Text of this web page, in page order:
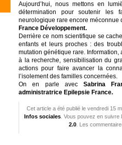
Aujourd’hui, nous mettons en
détermination pour soutenir les
neurologique rare encore méconnue
France Développement.
Derrière ce nom scientifique se
enfants et leurs proches : des
mutation génétique rare.
à la recherche, sensibilisation du
actions pour faire avancer la
l’isolement des familles concernées.
On en parle avec Sabrina
administratrice Epilepsie France.
Cet article a été publié le vendredi 15
Infos sociales . Vous pouvez en
2.0 . Les